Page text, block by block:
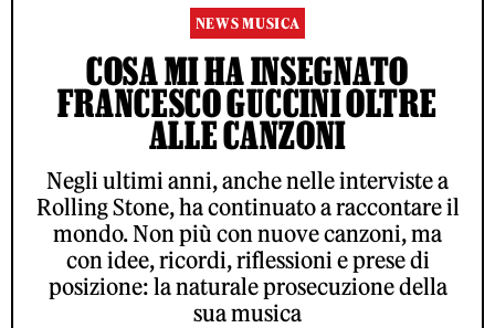
NEWS MUSICA
COSA MI HA INSEGNATO
FRANCESCO GUCCINI OLTRE
ALLE CANZONI
Negli ultimi anni, anche nelle interviste a
Rolling Stone, ha continuato a raccontare il
mondo. Non più con nuove canzoni, ma
con idee, ricordi, riflessioni e prese di
posizione: la naturale prosecuzione della
sua musica